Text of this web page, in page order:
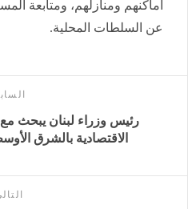
أماكنهم ومنازلهم، ومتابعة
عن السلطات المحلية.
رئيس وزراء لبنان يبحث
الاقتصادية بالشرق